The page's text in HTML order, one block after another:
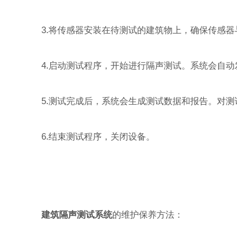
3.将传感器安装在待测试的建筑物上，确保传感器
4.启动测试程序，开始进行隔声测试。系统会自动
5.测试完成后，系统会生成测试数据和报告。对测
6.结束测试程序，关闭设备。
建筑隔声测试系统的维护保养方法：